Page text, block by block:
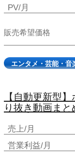
PV/月
販売希望価格
エンタメ・芸能・音
【自動更新型
り抜き動画まと
売上/月
営業利益/月